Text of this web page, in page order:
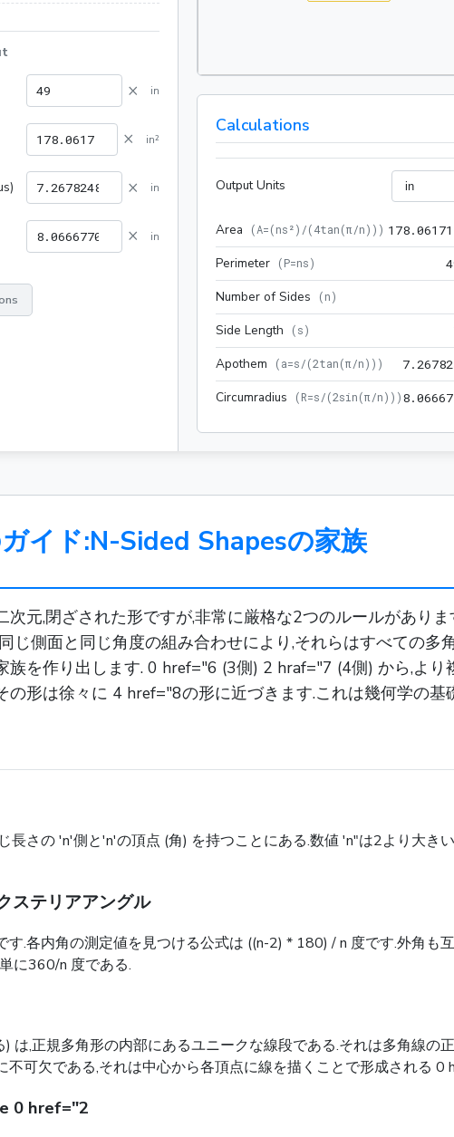
× in
× in²
× in
× in
Calculations
Output Units
Area (A=(ns²)/(4tan(π/n)) ) 1 78.061 71
Perimeter (P=ns) 4
Number of Sides (n)
Side Length (s)
Apothem (a=s/(2tan(π/n)) ) 7.26782
Circumradius (R=s/(2sin(π/n)) )8.06667
イド:N-Sided Shapesの家族
次元,閉ざされた形ですが,非常に厳格な2つのルールがあり
じ側面と同じ角度の組み合わせにより,それらはすべての
族を作り出します. 0 href="6 (3側) 2 hraf="7 (4側) から,よ
の形は徐々に 4 href="8の形に近づきます.これは幾何学の基
長さの 'n'側と'n'の頂点 (角) を持つことにある.数値 'n"は2より大
ステリアアングル
.各内角の測定値を見つける公式は ((n-2) * 180) / n 度です.外角も
に360/n 度である.
は,正規多角形の内部にあるユニークな線段である.それは多角線の
可欠である,それは中心から各頂点に線を描くことで形成される 0
0 href="2